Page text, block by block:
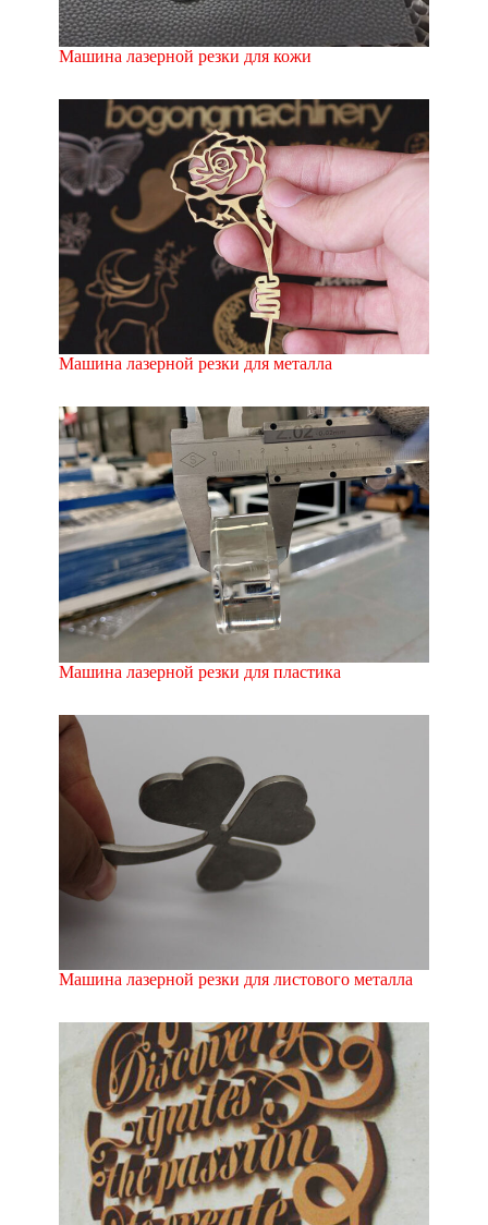
Машина лазерной резки для кожи
Машина лазерной резки для металла
Машина лазерной резки для пластика
Машина лазерной резки для листового металла